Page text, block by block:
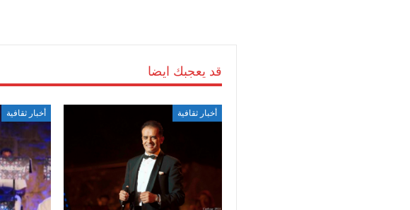
قد يعجبك ايضا
أخبار ثقافية أخبار ثقافية